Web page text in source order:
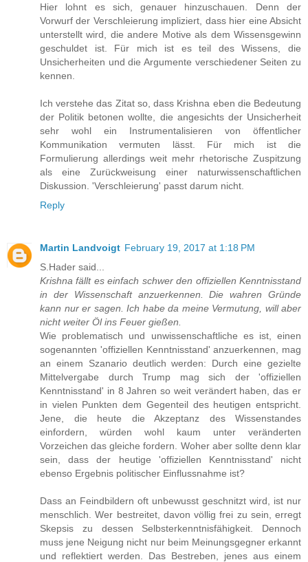
Hier lohnt es sich, genauer hinzuschauen. Denn der
Vorwurf der Verschleierung impliziert, dass hier eine Absicht
unterstellt wird, die andere Motive als dem Wissensgewinn
geschuldet ist. Für mich ist es teil des Wissens, die
Unsicherheiten und die Argumente verschiedener Seiten zu
kennen.
Ich verstehe das Zitat so, dass Krishna eben die Bedeutung
der Politik betonen wollte, die angesichts der Unsicherheit
sehr wohl ein Instrumentalisieren von öffentlicher
Kommunikation vermuten lässt. Für mich ist die
Formulierung allerdings weit mehr rhetorische Zuspitzung
als eine Zurückweisung einer naturwissenschaftlichen
Diskussion. 'Verschleierung' passt darum nicht.
Reply
Martin Landvoigt February 19, 2017 at 1:18 PM
S.Hader said...
Krishna fällt es einfach schwer den offiziellen Kenntnisstand
in der Wissenschaft anzuerkennen. Die wahren Gründe
kann nur er sagen. Ich habe da meine Vermutung, will aber
nicht weiter Öl ins Feuer gießen.
Wie problematisch und unwissenschaftliche es ist, einen
sogenannten 'offiziellen Kenntnisstand' anzuerkennen, mag
an einem Szanario deutlich werden: Durch eine gezielte
Mittelvergabe durch Trump mag sich der 'offiziellen
Kenntnisstand' in 8 Jahren so weit verändert haben, das er
in vielen Punkten dem Gegenteil des heutigen entspricht.
Jene, die heute die Akzeptanz des Wissenstandes
einfordern, würden wohl kaum unter veränderten
Vorzeichen das gleiche fordern. Woher aber sollte denn klar
sein, dass der heutige 'offiziellen Kenntnisstand' nicht
ebenso Ergebnis politischer Einflussnahme ist?
Dass an Feindbildern oft unbewusst geschnitzt wird, ist nur
menschlich. Wer bestreitet, davon völlig frei zu sein, erregt
Skepsis zu dessen Selbsterkenntnisfähigkeit. Dennoch
muss jene Neigung nicht nur beim Meinungsgegner erkannt
und reflektiert werden. Das Bestreben, jenes aus einem